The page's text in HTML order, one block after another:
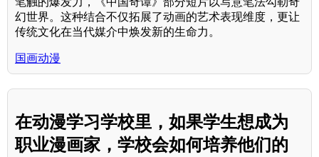
幻世界。这种结合不仅拓展了动画的艺术表现维度，更让
传统文化在当代媒介中焕发新的生命力。
国画动漫
在动漫学习学校里，如果学生想成为
职业漫画家，学校会如何培养他们的